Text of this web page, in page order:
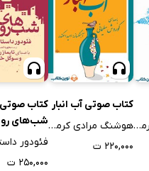
هوشنگ مرادی کرمانی
کتاب صوتی آب انبار
هوشنگ مرادی کرمانی
۲۲۰,۰۰۰ ت
کتاب صوتی
شب‌های
۲۵۰,۰۰۰ ت